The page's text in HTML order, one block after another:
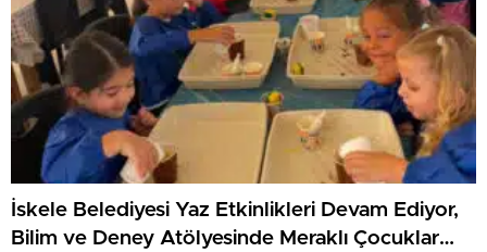
İskele Belediyesi Yaz Etkinlikleri Devam Ediyor,
Bilim ve Deney Atölyesinde Meraklı Çocuklar